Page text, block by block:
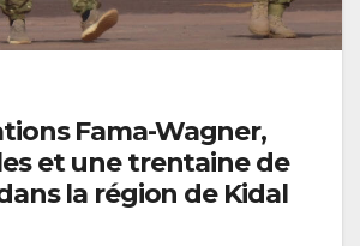
Fama-Wagner,
et une trentaine de
la région de Kidal